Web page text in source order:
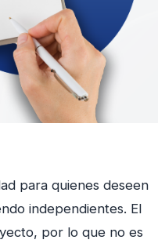
para quienes deseen
independientes. El
por lo que no es